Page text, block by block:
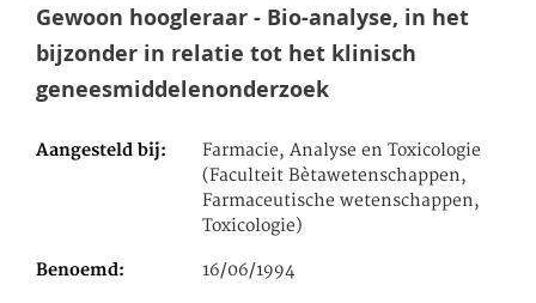
Gewoon hoogleraar - Bio-analyse, in het
bijzonder in relatie tot het klinisch
geneesmiddelenonderzoek
Aangesteld bij
Farmacie, Analyse en Toxicologie
(Faculteit Bètawetenschappen,
Farmaceutische wetenschappen,
Toxicologie)
Benoemd 16/06/1994